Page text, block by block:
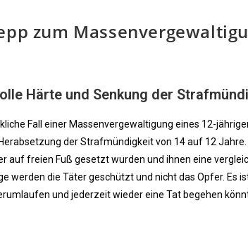
zum
Härte und Senkung der
Fall einer Massenvergewaltigung eines 12-
der Strafmündigkeit von 14 auf 12
auf freien Fuß gesetzt wurden und ihnen eine
werden die Täter geschützt und nicht das Opfer. Es
und jederzeit wieder eine Tat begehen